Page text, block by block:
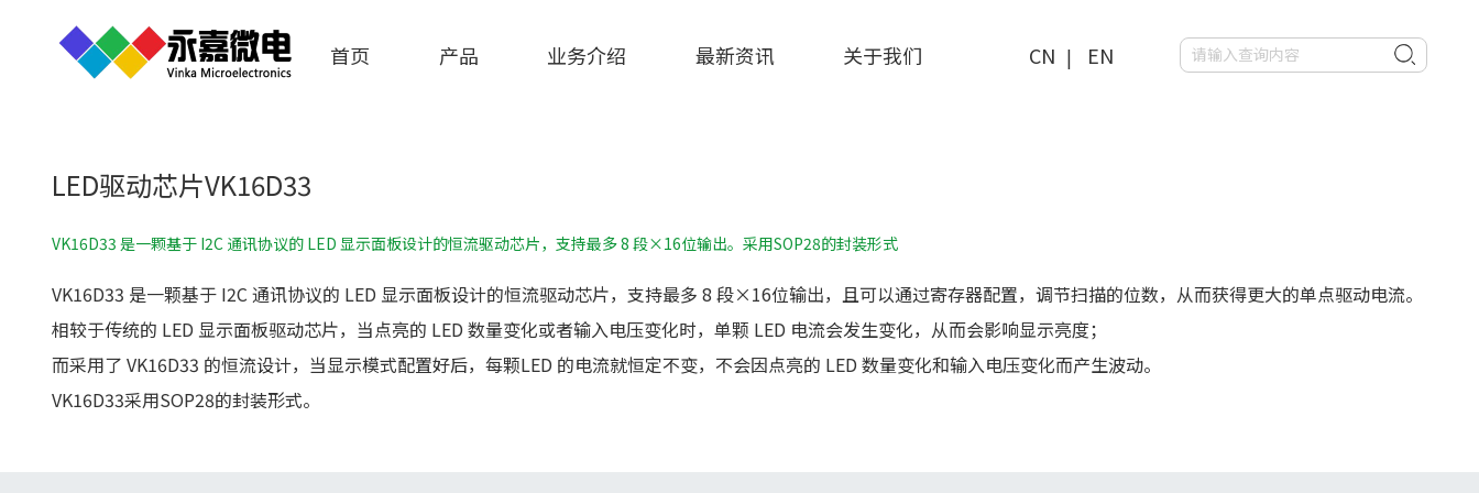
CN | EN
首页 产品 业务介绍 最新资讯 关于我们
LED驱动芯片VK16D33
VK16D33 是一颗基于 I2C 通讯协议的 LED 显示面板设计的恒流驱动芯片，支持最多 8 段×16位输出。采用SOP28的封装形式
VK16D33 是一颗基于 I2C 通讯协议的 LED 显示面板设计的恒流驱动芯片，支持最多 8 段×16位输出，且可以通过寄存器配置，调节扫描的位数，从而获得更大的单点驱动电流。
相较于传统的 LED 显示面板驱动芯片，当点亮的 LED 数量变化或者输入电压变化时，单颗 LED 电流会发生变化，从而会影响显示亮度；
而采用了 VK16D33 的恒流设计，当显示模式配置好后，每颗LED 的电流就恒定不变，不会因点亮的 LED 数量变化和输入电压变化而产生波动。
VK16D33采用SOP28的封装形式。